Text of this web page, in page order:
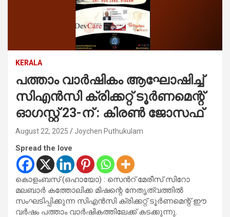
KERALA
പത്താം വാർഷികം ആഘോഷിച്ച്
സിഎൻസി ക്രിക്കറ്റ് ടൂർണമെന്റ്
ഓഗസ്റ്റ് 23-ന് : കിരണ്‍ ജോസഫ്
August 22, 2025 Joychen Puthukulam
Spread the love
കൊളംബസ് (ഒഹായോ) : സെന്‍റ് മേരീസ് സിറോ
മലബാര്‍ കത്തോലിക്ക മിഷന്റെ നേതൃത്വത്തില്‍
സംഘടിപ്പിക്കുന്ന സിഎൻസി ക്രിക്കറ്റ് ടൂർണമെന്റ് ഈ
വർഷം പത്താം വാർഷികത്തിലേക്ക് കടക്കുന്നു.